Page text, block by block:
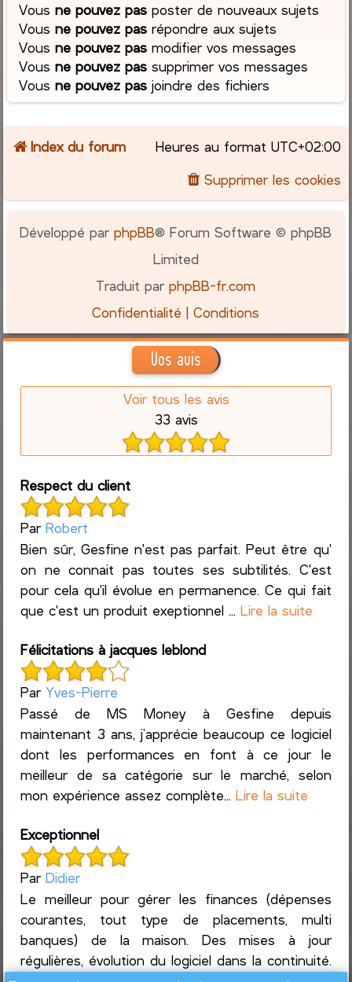
Vousne pouvez pas poster de nouveaux sujets
Vousne pouvez pas répondre aux sujets
Vousne pouvez pas modifier vos messages
Vousne pouvez pas supprimer vos messages
Vousne pouvez pas joindre des fichiers
Index du forum Heures au format UTC+02:00
Supprimer les cookies
Développé parphpBB® Forum Software © phpBB
Limited
Traduit parphpBB-fr.com
Confidentialité |Conditions
Vos avis
Voir tous les avis
33 avis
Respect du client
ParRobert
Bien sûr, Gesfine n'est pas parfait. Peut être qu'
on ne connait pas toutes ses subtilités. C'est
pour cela qu'il évolue en permanence. Ce qui fait
que c'est un produit exeptionnel ...Lire la suite
Félicitations à jacques leblond
ParYves-Pierre
Passé de MS Money à Gesfine depuis
maintenant 3 ans, j’apprécie beaucoup ce logiciel
dont les performances en font à ce jour le
meilleur de sa catégorie sur le marché, selon
mon expérience assez complète...Lire la suite
Exceptionnel
ParDidier
Le meilleur pour gérer les finances (dépenses
courantes, tout type de placements, multi
banques) de la maison. Des mises à jour
régulières, évolution du logiciel dans la continuité.